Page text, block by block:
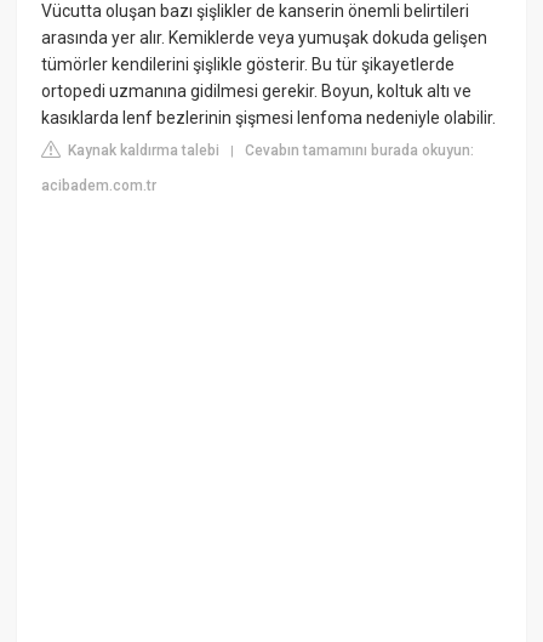
Vücutta oluşan bazı şişlikler de kanserin önemli belirtileri
arasında yer alır. Kemiklerde veya yumuşak dokuda gelişen
tümörler kendilerini şişlikle gösterir. Bu tür şikayetlerde
ortopedi uzmanına gidilmesi gerekir. Boyun, koltuk altı ve
kasıklarda lenf bezlerinin şişmesi lenfoma nedeniyle olabilir.
Kaynak kaldırma talebi |Cevabın tamamını burada okuyun:
acibadem.com.tr